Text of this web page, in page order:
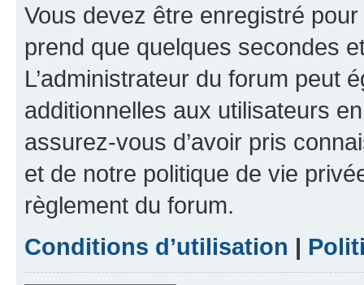
Vous devez être enregistré
prend que quelques secondes
L’administrateur du forum peut
additionnelles aux utilisateurs
assurez-vous d’avoir pris
et de notre politique de vie
règlement du forum.
Conditions d’utilisation |